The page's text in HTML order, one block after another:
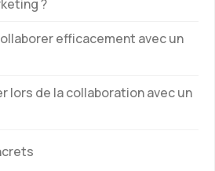
?
efficacement avec un
lors de la collaboration avec un